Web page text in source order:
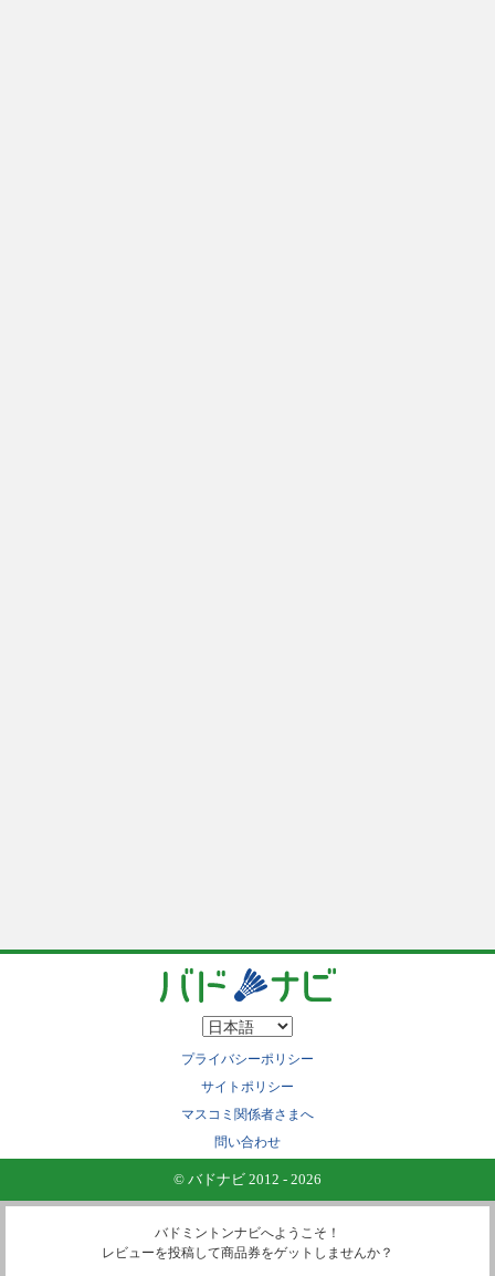
プライバシーポリシー
サイトポリシー
マスコミ関係者さまへ
問い合わせ
© バドナビ 2012 - 2026
バドミントンナビへようこそ！
レビューを投稿して商品券をゲットしませんか？